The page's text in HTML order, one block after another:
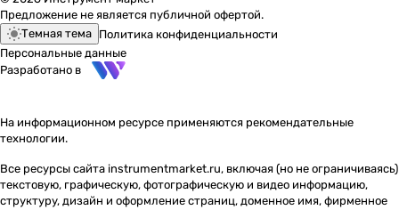
Предложение не является публичной офертой.
Темная тема Политика конфиденциальности
Персональные данные
Разработано в
На информационном ресурсе применяются рекомендательные
технологии.
Все ресурсы сайта instrumentmarket.ru, включая (но не ограничиваясь)
текстовую, графическую, фотографическую и видео информацию,
структуру, дизайн и оформление страниц, доменное имя, фирменное